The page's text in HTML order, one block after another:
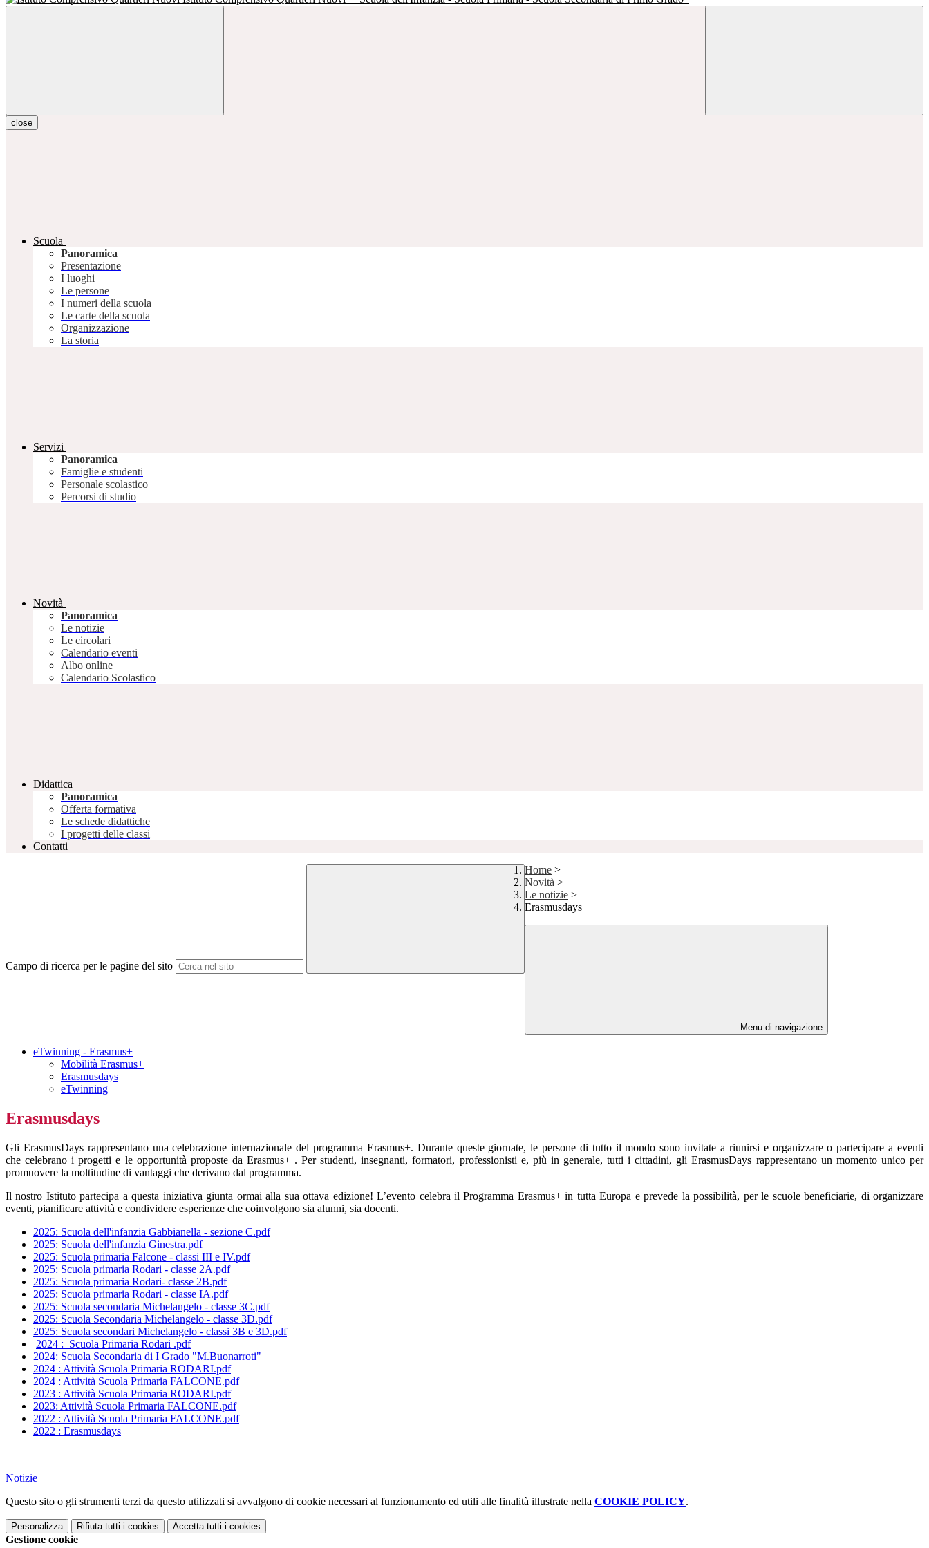
close
Scuola
Panoramica
Presentazione
I luoghi
Le persone
I numeri della scuola
Le carte della scuola
Organizzazione
La storia
Servizi
Panoramica
Famiglie e studenti
Personale scolastico
Percorsi di studio
Novità
Panoramica
Le notizie
Le circolari
Calendario eventi
Albo online
Calendario Scolastico
Didattica
Panoramica
Offerta formativa
Le schede didattiche
I progetti delle classi
Contatti
Campo di ricerca per le pagine del sito
Home >
Novità >
Le notizie >
Erasmusdays
Menu di navigazione
eTwinning - Erasmus+
Mobilità Erasmus+
Erasmusdays
eTwinning
Erasmusdays
Gli ErasmusDays rappresentano una celebrazione internazionale del programma Erasmus+. Durante queste giornate, le persone di tutto il mondo sono invitate a riunirsi e organizzare o partecipare a eventi
che celebrano i progetti e le opportunità proposte da Erasmus+ . Per studenti, insegnanti, formatori, professionisti e, più in generale, tutti i cittadini, gli ErasmusDays rappresentano un momento unico per
promuovere la moltitudine di vantaggi che derivano dal programma.
Il nostro Istituto partecipa a questa iniziativa giunta ormai alla sua ottava edizione! L’evento celebra il Programma Erasmus+ in tutta Europa e prevede la possibilità, per le scuole beneficiarie, di organizzare
eventi, pianificare attività e condividere esperienze che coinvolgono sia alunni, sia docenti.
2025: Scuola dell'infanzia Gabbianella - sezione C.pdf
2025: Scuola dell'infanzia Ginestra.pdf
2025: Scuola primaria Falcone - classi III e IV.pdf
2025: Scuola primaria Rodari - classe 2A.pdf
2025: Scuola primaria Rodari- classe 2B.pdf
2025: Scuola primaria Rodari - classe IA.pdf
2025: Scuola secondaria Michelangelo - classe 3C.pdf
2025: Scuola Secondaria Michelangelo - classe 3D.pdf
2025: Scuola secondari Michelangelo - classi 3B e 3D.pdf
2024 : Scuola Primaria Rodari .pdf
2024: Scuola Secondaria di I Grado "M.Buonarroti"
2024 : Attività Scuola Primaria RODARI.pdf
2024 : Attività Scuola Primaria FALCONE.pdf
2023 : Attività Scuola Primaria RODARI.pdf
2023: Attività Scuola Primaria FALCONE.pdf
2022 : Attività Scuola Primaria FALCONE.pdf
2022 : Erasmusdays
Notizie
Questo sito o gli strumenti terzi da questo utilizzati si avvalgono di cookie necessari al funzionamento ed utili alle finalità illustrate nella COOKIE POLICY.
Personalizza Rifiuta tutti i cookies Accetta tutti i cookies
Gestione cookie